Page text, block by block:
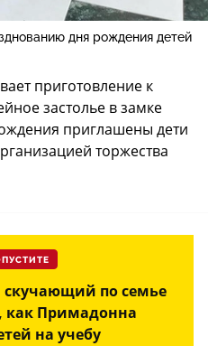
дня рождения детей
приготовление к
застолье в замке
приглашены дети
торжества
по семье
как Примадонна
на учебу